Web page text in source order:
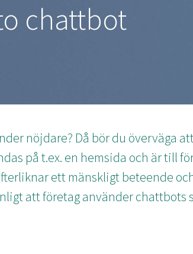
chattbot
nöjdare? Då bör du överväga
på t.ex. en hemsida och är till
ett mänskligt beteende
att företag använder chattbots